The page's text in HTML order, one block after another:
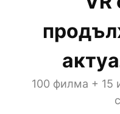
100 филма + 15